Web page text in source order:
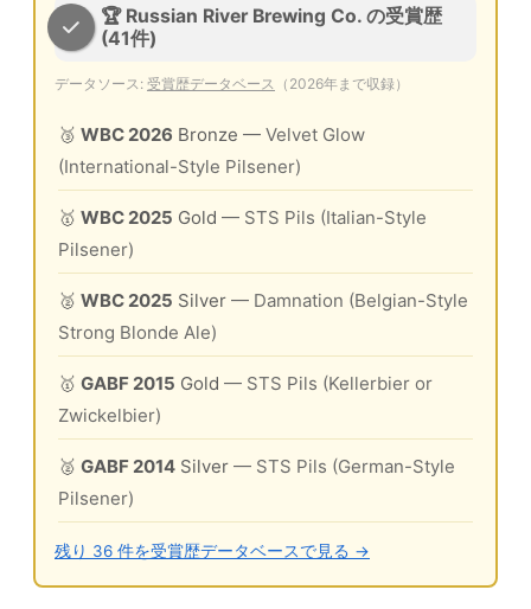
🏆 Russian River Brewing Co. の受賞歴
(41件)
データソース: 受賞歴データベース （2026年まで収録）
🥉 WBC 2026 Bronze — Velvet Glow
(International-Style Pilsener)
🥇 WBC 2025 Gold — STS Pils (Italian-Style
Pilsener)
🥈 WBC 2025 Silver — Damnation (Belgian-Style
Strong Blonde Ale)
🥇 GABF 2015 Gold — STS Pils (Kellerbier or
Zwickelbier)
🥈 GABF 2014 Silver — STS Pils (German-Style
Pilsener)
残り 36 件を受賞歴データベースで見る →